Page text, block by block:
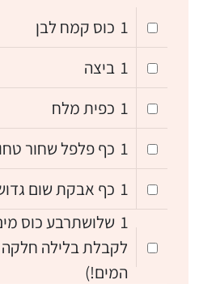
1 כוס קמח לבן
1 ביצה
1 כפית מלח
1 כף פלפל שחור
1 כף אבקת שום
1
לקבלת בלילה
המים!)